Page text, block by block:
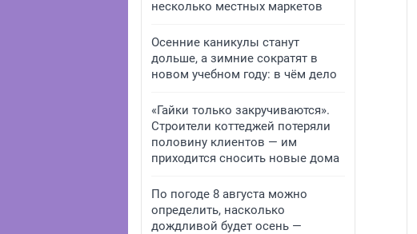
несколько местных маркетов
Осенние каникулы станут
дольше, а зимние сократят в
новом учебном году: в чём дело
«Гайки только закручиваются».
Строители коттеджей потеряли
половину клиентов — им
приходится сносить новые дома
По погоде 8 августа можно
определить, насколько
дождливой будет осень —